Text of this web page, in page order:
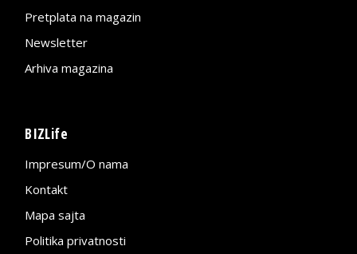
Pretplata na magazin
Newsletter
Arhiva magazina
BIZLife
Impresum/O nama
Kontakt
Mapa sajta
Politika privatnosti